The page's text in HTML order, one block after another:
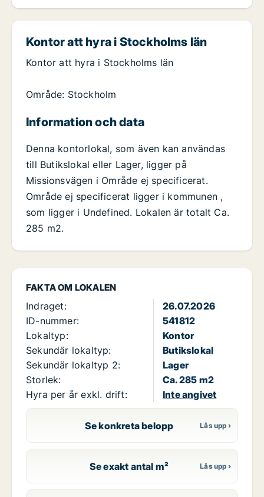
FAKTA OM LOKALEN
Indraget:
26.07.2026
ID-nummer:
541812
Lokaltyp:
Kontor
Sekundär lokaltyp:
Butikslokal
Sekundär lokaltyp 2:
Lager
Storlek:
Ca. 285 m2
Hyra per år exkl. drift:
Inte angivet
Se konkreta belopp
Se exakt antal m²
Kontor att hyra i Stockholms län
Kontor att hyra i Stockholms län
Område: Stockholm
Information och data
Denna kontorlokal, som även kan användas
till Butikslokal eller Lager, ligger på
Missionsvägen i Område ej specificerat.
Område ej specificerat ligger i kommunen ,
som ligger i Undefined. Lokalen är totalt Ca.
285 m2.